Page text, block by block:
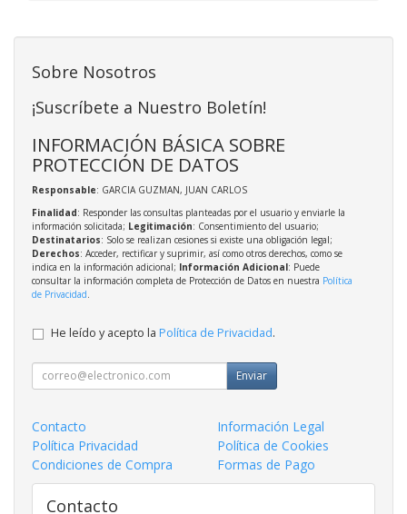
Sobre Nosotros
¡Suscríbete a Nuestro Boletín!
INFORMACIÓN BÁSICA SOBRE
PROTECCIÓN DE DATOS
Responsable: GARCIA GUZMAN, JUAN CARLOS
Finalidad: Responder las consultas planteadas por el usuario y enviarle la
información solicitada; Legitimación: Consentimiento del usuario;
Destinatarios: Solo se realizan cesiones si existe una obligación legal;
Derechos: Acceder, rectificar y suprimir, así como otros derechos, como se
indica en la información adicional; Información Adicional: Puede
consultar la información completa de Protección de Datos en nuestra Política
de Privacidad
He leído y acepto la Política de Privacidad.
Enviar
Contacto
Información Legal
Política Privacidad
Política de Cookies
Condiciones de Compra
Formas de Pago
Contacto